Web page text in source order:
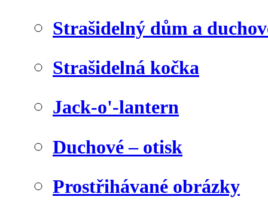
Strašidelný dům a
Strašidelná kočka
Jack-o'-lantern
Duchové – otisk
Prostřihávané obrázky